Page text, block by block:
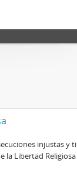
injustas y
la Libertad